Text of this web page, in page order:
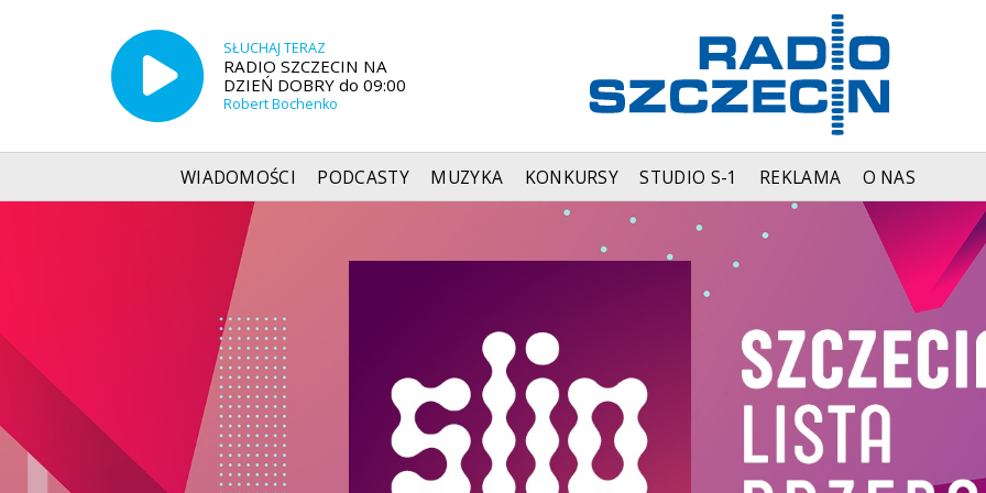
SŁUCHAJ TERAZ
RADIO SZCZECIN NA
DZIEŃ DOBRY do 09:00
Robert Bochenko
WIADOMOŚCI PODCASTY MUZYKA KONKURSY STUDIO S-1 REKLAMA O NAS